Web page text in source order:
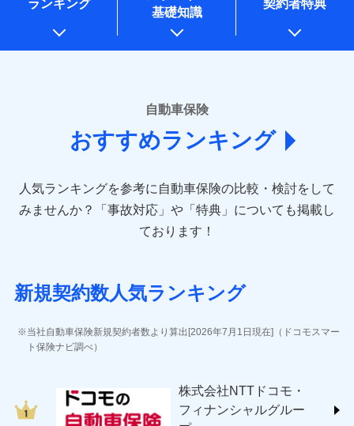
上記に係る案内・手続き・管理等付帯業務を行うため
* 当社が委託を受けている保険会社の情報は、保険会社のホ
ームページに掲載しておりますので、ご確認ください。
あいおいニッセイ同和損害保険株式会社
(https://www.aioinissaydowa.co.jp/)
アクサ損害保険株式会社 (https://www.axa-
direct.co.jp/)
sompo.co.jp/)
東京海上ダイレクト損害保険株式会社 (https://www.e-
AIG損害保険株式会社 (https://www.aig.co.jp/sonpo)
ジェイアイ傷害火災保険株式会社
ソニー損害保険株式会社
(https://www.sonysonpo.co.jp/)
ＳＯＭＰＯダイレクト損害保険株式会社
(https://www.sompo-direct.co.jp/)
ランキング
基礎知識
契約者特典
自動車保険
おすすめランキング
人気ランキングを参考に自動車保険の比較・検討をして
みませんか？
「事故対応」や「特典」についても掲載し
ております！
新規契約数人気ランキング
当社自動車保険新規契約者数より算出[2026年7月1日現在]（ドコモスマー
ト保険ナビ調べ）
株式会社NTTドコモ・
フィナンシャルグルー